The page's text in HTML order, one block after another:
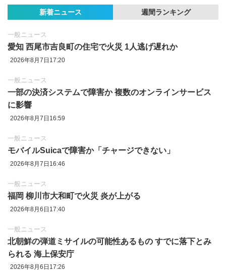
新着ニュース 週間ランキング
一般ニュース
愛知 西尾市吉良町の住宅で火災 1人逃げ遅れか
2026年8月7日17:20
一般ニュース
一部の決済システムで障害か 複数のオンラインサービス
に影響
2026年8月7日16:59
一般ニュース
モバイルSuicaで障害か「チャージできない」
2026年8月7日16:46
一般ニュース
福岡 柳川市大和町で火災 炎が上がる
2026年8月6日17:40
一般ニュース
北朝鮮の弾道ミサイルの可能性あるもの すでに落下とみ
られる 海上保安庁
2026年8月6日17:26